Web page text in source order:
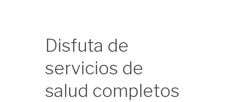
Disfuta de
servicios de
salud completos